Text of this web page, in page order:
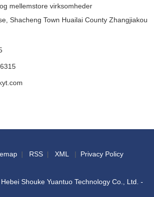
mellemstore virksomheder
Shacheng Town Huailai County Zhangjiakou
| RSS | XML | Privacy Policy
Shouke Yuantuo Technology Co., Ltd. -